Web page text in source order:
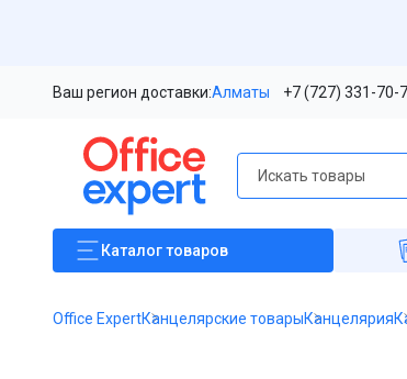
Ваш регион доставки:Алматы +7 (727) 331-70-
Каталогтоваров
Office ExpertКанцелярские товарыКанцелярия